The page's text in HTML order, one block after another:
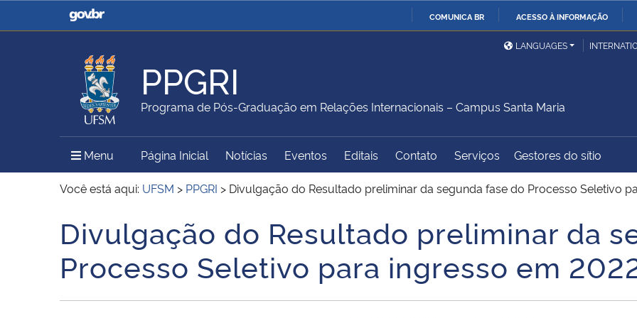
COMUNICA BR ACESSO À INFORMAÇÃO
Casa Civil
Ministério da Justiça e
Ministério da Defesa
Ministério das Relações
Exteriores
Ministério da Agricultura,
Pecuária e Abastecimento
Ministério da Educação
Ministério do Meio Ambiente Ministério do Turismo
Ministério do
Desenvolvimento Regional
Controladoria-Geral da
União
Secretaria de Governo
Gabinete de Segurança
Institucional
Advocacia-Geral da União Banco Central do Brasil
LANGUAGES
PPGRI
Programa de Pós-Graduação em Relações Internacionais – Campus Santa Maria
Menu Menu Principal do Sítio
Página Inicial Notícias Eventos Editais Contato Serviços Gestores do sítio
Você está aqui: UFSM > PPGRI > Divulgação do Resultado preliminar da segunda fase do Processo Seletivo
Início do conteúdo
Divulgação do Resultado preliminar da
Processo Seletivo para ingresso em